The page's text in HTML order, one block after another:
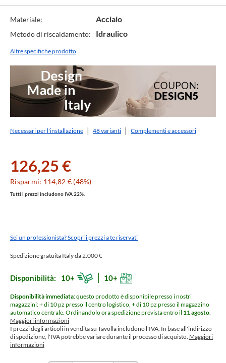
Materiale: Acciaio
Metodo di riscaldamento: Idraulico
Altre specifiche prodotto
Necessari per l'installazione 48 varianti Complementi e accessori
126,25 €
Risparmi: 114,82 € (48%)
Tutti i prezzi includono IVA 22%.
Sei un professionista? Scopri i prezzi a te riservati
Spedizione gratuita Italy da 2.000 €
Disponibilità: 10+ 10+
Disponibilità immediata: questo prodotto è disponibile presso i nostri
magazzini: + di 10 pz presso il centro logistico, + di 10 pz presso il magazzino
automatico centrale. Ordinandolo ora spedizione prevista entro il 11 agosto.
Maggiori informazioni
I prezzi degli articoli in vendita su Tavolla includono l'IVA. In base all'indirizzo
di spedizione, l'IVA potrebbe variare durante il processo di acquisto. Maggiori
informazioni